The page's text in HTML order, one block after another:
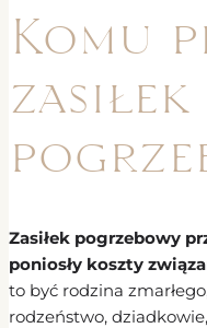
Komu
zasiłek
Zasiłek pogrzebowy
poniosły koszty
to być rodzina
rodzeństwo,